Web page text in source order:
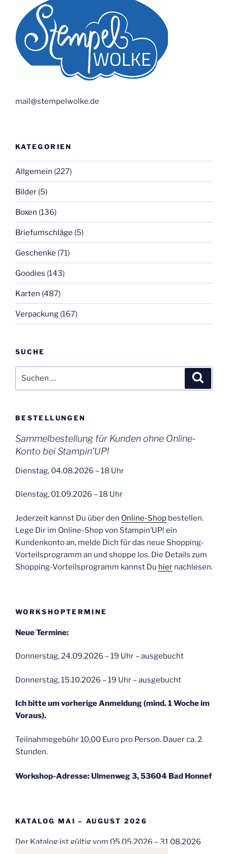
mail@stempelwolke.de
KATEGORIEN
Allgemein (227)
Bilder (5)
Boxen (136)
Briefumschläge (5)
Geschenke (71)
Goodies (143)
Karten (487)
Verpackung (167)
SUCHE
nach:
BESTELLUNGEN
Sammelbestellung für Kunden ohne Online-
Konto bei Stampin’UP!
Dienstag, 04.08.2026 – 18 Uhr
Dienstag, 01.09.2026 – 18 Uhr
Jederzeit kannst Du über den Online-Shop bestellen.
Lege Dir im Online-Shop von Stampin’UP! ein
Kundenkonto an, melde Dich für das neue Shopping-
Vorteilsprogramm an und shoppe los. Die Details zum
Shopping-Vorteilsprogramm kannst Du hier nachlesen.
WORKSHOPTERMINE
Neue Termine:
Donnerstag, 24.09.2026 – 19 Uhr – ausgebucht
Donnerstag, 15.10.2026 – 19 Uhr – ausgebucht
Ich bitte um vorherige Anmeldung (mind. 1 Woche im
Voraus).
Teilnahmegebühr 10,00 Euro pro Person. Dauer ca. 2
Stunden.
Workshop-Adresse: Ulmenweg 3, 53604 Bad Honnef
KATALOG MAI – AUGUST 2026
Der Katalog ist gültig vom 05.05.2026 – 31.08.2026